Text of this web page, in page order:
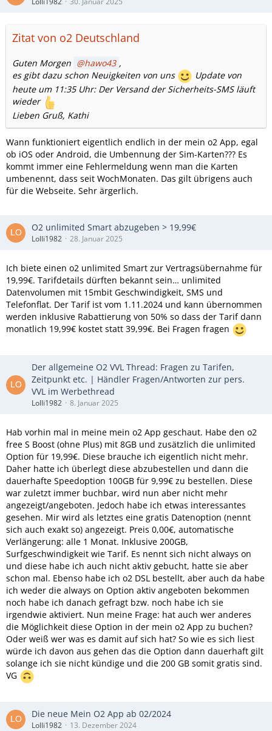
Zitat von o2 Deutschland
Guten Morgen hawo43 ,
es gibt dazu schon Neuigkeiten von uns
Update von
heute um 11:35 Uhr: Der Versand der Sicherheits-SMS läuft
wieder
Lieben Gruß, Kathi
Wann funktioniert eigentlich endlich in der mein o2 App, egal
ob iOS oder Android, die Umbennung der Sim-Karten??? Es
kommt immer eine Fehlermeldung wenn man die Karten
umbenennt, dass seit WochMonaten. Das gilt übrigens auch
für die Webseite. Sehr ärgerlich.
O2 unlimited Smart abzugeben > 19,99€
Lolli1982 28. Januar 2025
Ich biete einen o2 unlimited Smart zur Vertragsübernahme für
19,99€. Tarifdetails dürften bekannt sein… unlimited
Datenvolumen mit 15mbit Geschwindigkeit, SMS und
Telefonflat. Der Tarif ist vom 1.11.2024 und kann übernommen
werden inklusive Rabattierung von 50% so dass der Tarif dann
monatlich 19,99€ kostet statt 39,99€. Bei Fragen fragen
Der allgemeine O2 VVL Thread: Fragen zu Tarifen,
Zeitpunkt etc. | Händler Fragen/Antworten zur pers.
VVL im Werbethread
Lolli1982 8. Januar 2025
Hab vorhin mal in meine mein o2 App geschaut. Habe den o2
free S Boost (ohne Plus) mit 8GB und zusätzlich die unlimited
Option für 19,99€. Diese brauche ich eigentlich nicht mehr.
Daher hatte ich überlegt diese abzubestellen und dann die
dauerhafte Speedoption 100GB für 9,99€ zu bestellen. Diese
war zuletzt immer buchbar, wird nun aber nicht mehr
angezeigt/angeboten. Jedoch habe ich etwas interessantes
gesehen. Mir wird als letztes eine gratis Datenoption (nennt
sich auch exakt so) angezeigt. Preis 0,00€, automatische
Verlängerung: alle 1 Monat. Inklusive 200GB,
Surfgeschwindigkeit wie Tarif. Es nennt sich nicht always on
und diese habe ich auch nicht aktiv gebucht, hatte sie aber
schon mal. Ebenso habe ich o2 DSL bestellt, aber auch da habe
ich weder die always on Option aktiv angeboten bekommen
noch habe ich danach gefragt bzw. noch habe ich sie
irgendwie aktiviert. Nun meine Frage: hat auch wer anderes
die Möglichkeit diese Option in der mein o2 App zu buchen?
Oder weiß wer was es damit auf sich hat? So wie es sich liest
würde ich davon aus gehen das die Option dann dauerhaft gilt
solange ich sie nicht kündige und die 200 GB somit gratis sind.
VG
Die neue Mein O2 App ab 02/2024
Lolli1982 13. Dezember 2024